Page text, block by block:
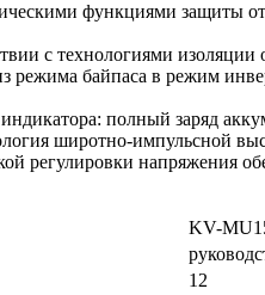
функциями защиты
с технологиями изоляции
режима байпаса в режим
полный заряд
широтно-импульсной
регулировки напряжения
KV-
12